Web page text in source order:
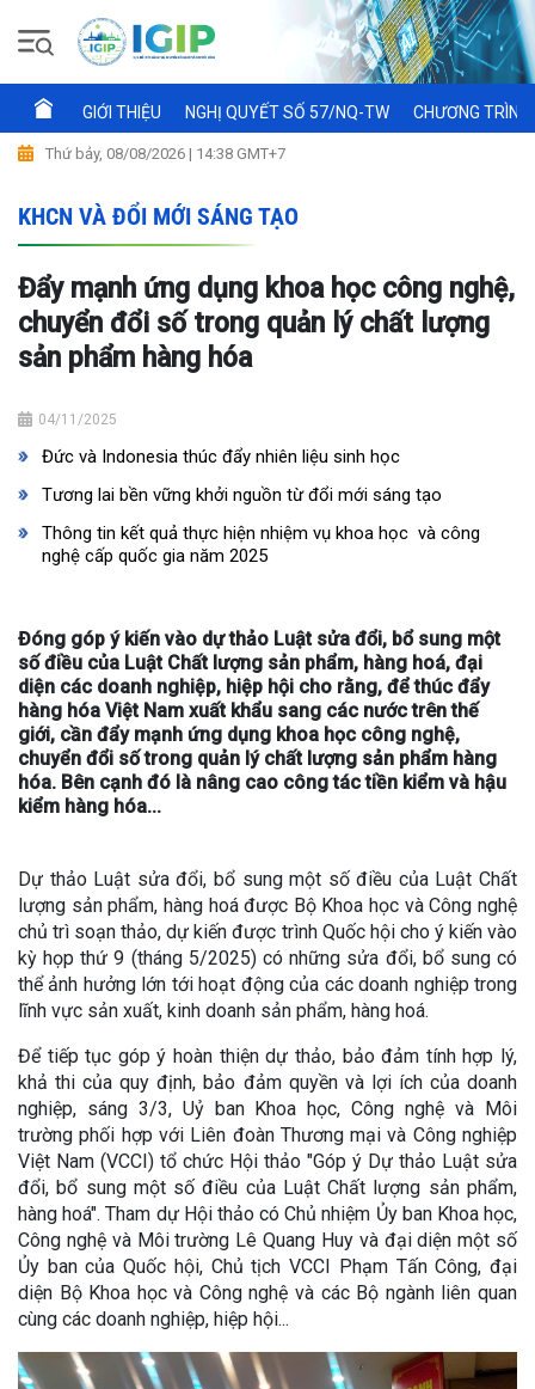
GIỚI THIỆU NGHỊ QUYẾT SỐ 57/NQ-TW CHƯƠNG
Thứ bảy, 08/08/2026 | 14:38 GMT+7
KHCN VÀ ĐỔI MỚI SÁNG TẠO
Đẩy mạnh ứng dụng khoa học công nghệ,
chuyển đổi số trong quản lý chất lượng
sản phẩm hàng hóa
04/11/2025
Đức và Indonesia thúc đẩy nhiên liệu sinh học
Tương lai bền vững khởi nguồn từ đổi mới sáng tạo
Thông tin kết quả thực hiện nhiệm vụ khoa học và công
nghệ cấp quốc gia năm 2025
Đóng góp ý kiến vào dự thảo Luật sửa đổi, bổ sung một
số điều của Luật Chất lượng sản phẩm, hàng hoá, đại
diện các doanh nghiệp, hiệp hội cho rằng, để thúc đẩy
hàng hóa Việt Nam xuất khẩu sang các nước trên thế
giới, cần đẩy mạnh ứng dụng khoa học công nghệ,
chuyển đổi số trong quản lý chất lượng sản phẩm hàng
hóa. Bên cạnh đó là nâng cao công tác tiền kiểm và hậu
kiểm hàng hóa...
Dự thảo Luật sửa đổi, bổ sung một số điều của Luật Chất
lượng sản phẩm, hàng hoá được Bộ Khoa học và Công nghệ
chủ trì soạn thảo, dự kiến được trình Quốc hội cho ý kiến vào
kỳ họp thứ 9 (tháng 5/2025) có những sửa đổi, bổ sung có
thể ảnh hưởng lớn tới hoạt động của các doanh nghiệp trong
lĩnh vực sản xuất, kinh doanh sản phẩm, hàng hoá.
Để tiếp tục góp ý hoàn thiện dự thảo, bảo đảm tính hợp lý,
khả thi của quy định, bảo đảm quyền và lợi ích của doanh
nghiệp, sáng 3/3, Uỷ ban Khoa học, Công nghệ và Môi
trường phối hợp với Liên đoàn Thương mại và Công nghiệp
Việt Nam (VCCI) tổ chức Hội thảo "Góp ý Dự thảo Luật sửa
đổi, bổ sung một số điều của Luật Chất lượng sản phẩm,
hàng hoá". Tham dự Hội thảo có Chủ nhiệm Ủy ban Khoa học,
Công nghệ và Môi trường Lê Quang Huy và đại diện một số
Ủy ban của Quốc hội, Chủ tịch VCCI Phạm Tấn Công, đại
diện Bộ Khoa học và Công nghệ và các Bộ ngành liên quan
cùng các doanh nghiệp, hiệp hội...